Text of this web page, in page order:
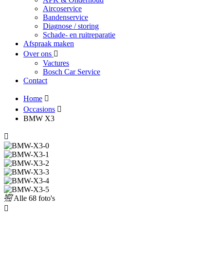
Aircoservice
Bandenservice
Diagnose / storing
Schade- en ruitreparatie
Afspraak maken
Over ons
Vactures
Bosch Car Service
Contact
Home
Occasions
BMW X3
Alle 68 foto's